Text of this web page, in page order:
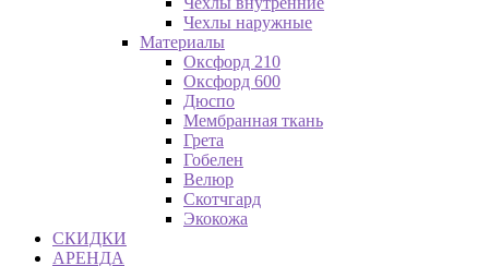
Чехлы наружные
Материалы
Оксфорд 210
Оксфорд 600
Дюспо
Мембранная ткань
Грета
Гобелен
Велюр
Скотчгард
Экокожа
СКИДКИ
АРЕНДА